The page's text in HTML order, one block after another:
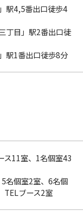
駅4,5番出口徒歩4
丁目」駅2番出口徒
駅1番出口徒歩8分
ス11室、1名個室43
名個室2室、6名個
TELブース2室